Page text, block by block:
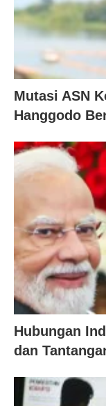
Mutasi ASN
Hanggodo
Hubungan
dan